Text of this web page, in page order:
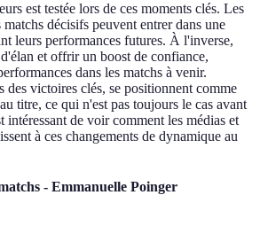
est testée lors de ces moments clés. Les
décisifs peuvent entrer dans une
leurs performances futures. À l'inverse,
et offrir un boost de confiance,
dans les matchs à venir.
des victoires clés, se positionnent comme
titre, ce qui n'est pas toujours le cas avant
intéressant de voir comment les médias et
à ces changements de dynamique au
- Emmanuelle Poinger